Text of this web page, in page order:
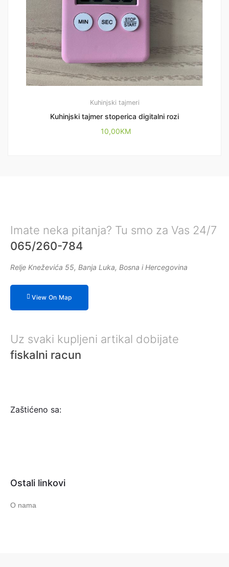
Kuhinjski tajmeri
Kuhinjski tajmer stoperica digitalni rozi
10,00KM
Imate neka pitanja? Tu smo za Vas 24/7
065/260-784
Relje Kneževića 55, Banja Luka, Bosna i Hercegovina
View On Map
Uz svaki kupljeni artikal dobijate
fiskalni racun
Zaštićeno sa:
Ostali linkovi
O nama